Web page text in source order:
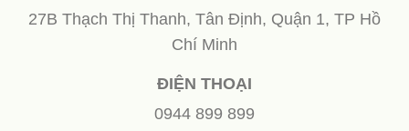
27B Thạch Thị Thanh, Tân Định, Quận 1, TP Hồ
Chí Minh
ĐIỆN THOẠI
0944 899 899